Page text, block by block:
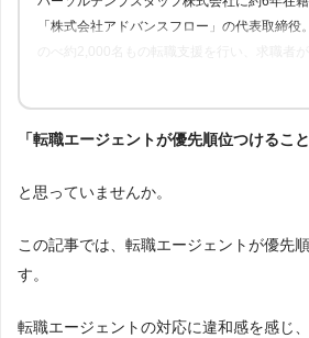
「株式会社アドバンスフロー」の代表取締役。
よう尽力。人材業界16年の経験から「転職
の人が情報を得られるよう、記事の監修も行
「転職エージェントが優先順位つけるこ
と思っていませんか。
この記事では、転職エージェントが優先
す。
転職エージェントの対応に違和感を感じ